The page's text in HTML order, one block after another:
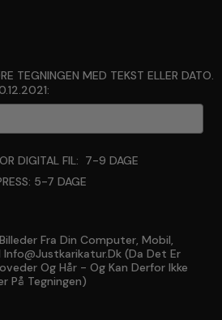
TEGNINGEN MED TEKST ELLER DATO.
DIGITAL FIL: 7-9 DAGE
5-7 DAGE
price Fra Din Computer, Mobil,
Info@justkarikatur.dk (da Det Er
Og Hår - Og Kan Derfor Ikke
På Tegningen)